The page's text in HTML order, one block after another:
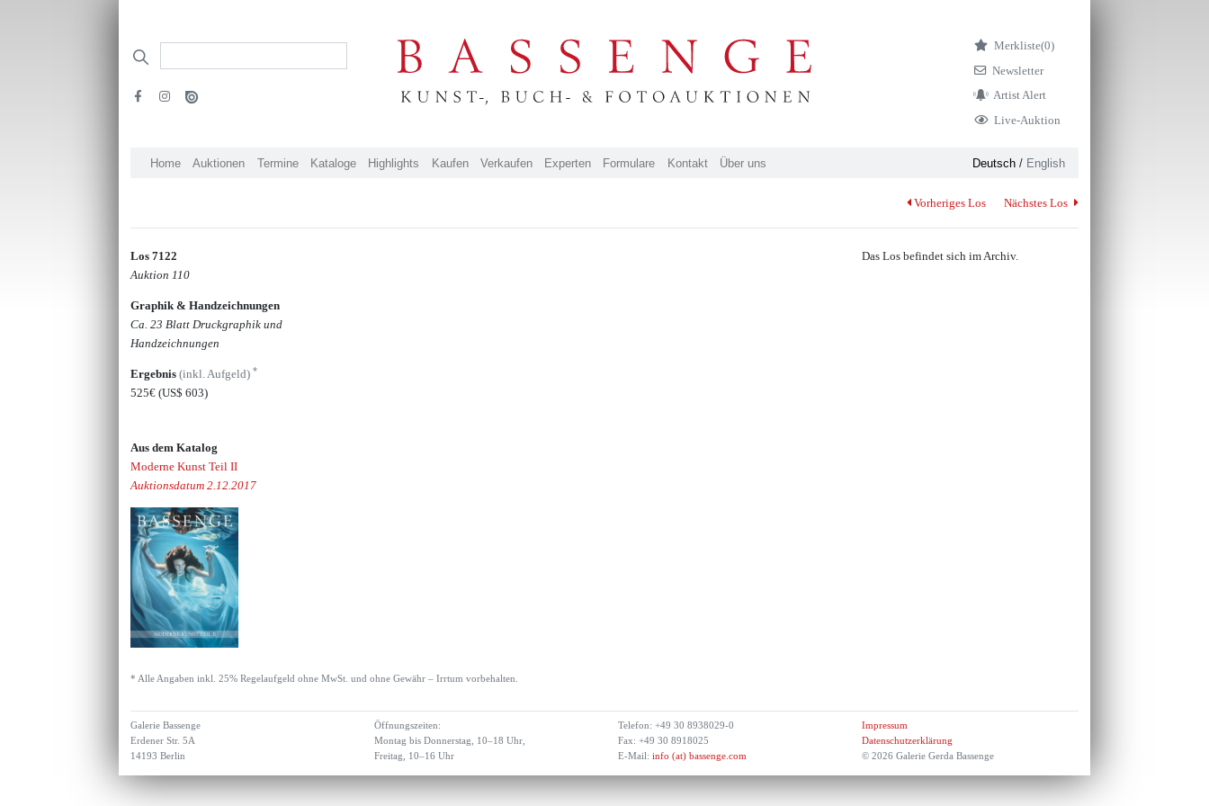
Merkliste(0)
Newsletter
Artist Alert
Live-Auktion
Home Auktionen Termine Kataloge Highlights Kaufen Verkaufen Experten Formulare Kontakt Über uns Deutsch/ English
Vorheriges Los Nächstes Los
Los 7122
Auktion 110
Graphik & Handzeichnungen
Ca. 23 Blatt Druckgraphik und
Handzeichnungen
Ergebnis(inkl. Aufgeld)*
525€(US$ 603)
Aus dem Katalog
Moderne Kunst Teil II
Auktionsdatum 2.12.2017
Das Los befindet sich im Archiv.
* Alle Angaben inkl. 25% Regelaufgeld ohne MwSt. und ohne Gewähr – Irrtum vorbehalten.
Galerie Bassenge
Erdener Str. 5A
14193 Berlin
Öffnungszeiten:
Montag bis Donnerstag, 10–18 Uhr,
Freitag, 10–16 Uhr
Telefon: +49 30 8938029-0
Fax: +49 30 8918025
E-Mail: info (at) bassenge.com
Impressum
Datenschutzerklärung
© 2026 Galerie Gerda Bassenge